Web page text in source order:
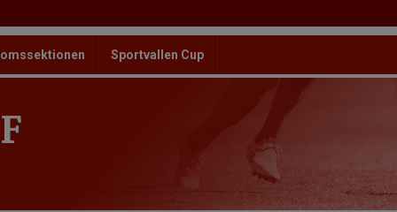
Sportvallen Cup